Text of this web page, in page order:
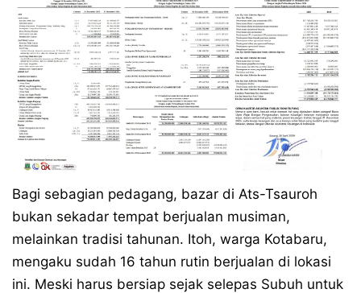
Bagi sebagian pedagang, bazar di Ats-Tsauroh
bukan sekadar tempat berjualan musiman,
melainkan tradisi tahunan. Itoh, warga Kotabaru,
mengaku sudah 16 tahun rutin berjualan di lokasi
ini. Meski harus bersiap sejak selepas Subuh untuk